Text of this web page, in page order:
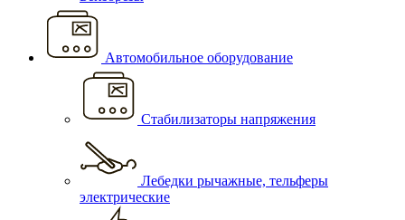
Автомобильное оборудование
Стабилизаторы напряжения
Лебедки рычажные, тельферы
электрические